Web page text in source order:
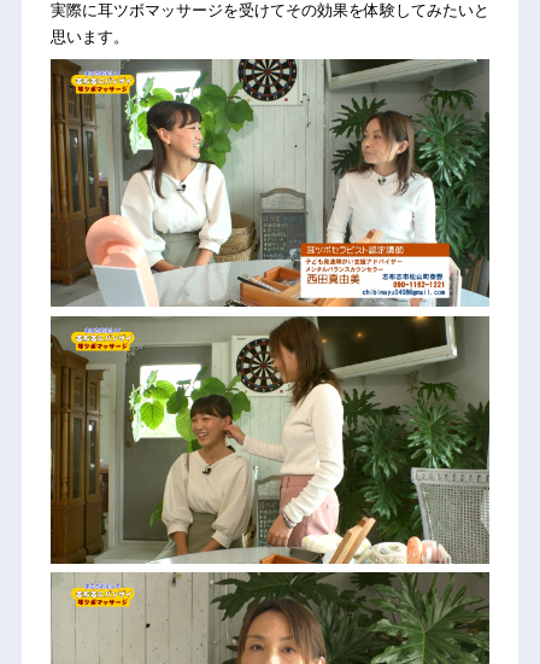
実際に耳ツボマッサージを受けてその効果を体験してみたいと
思います。